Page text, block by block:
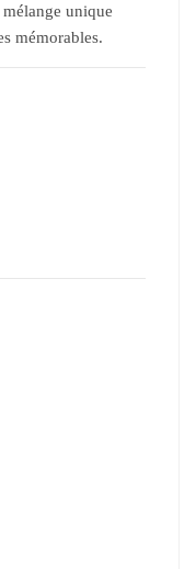
unique
mémorables.